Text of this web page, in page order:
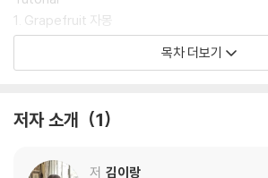
1. Grapefruit 자몽
2. Watermelon 수박
6. Blueberry 블루베리
8. Pomegranate 석류
목차 더보기
저자 소개 1
저 김이랑